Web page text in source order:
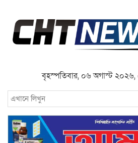
বৃহস্পতিবার, ০৬ অগাস্ট